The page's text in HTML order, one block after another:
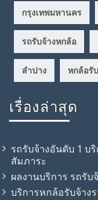
กรุงเทพมหานคร
รถรับจ้างหกล้อ
ลำปาง หกล้อรั
เรื่องล่าสุด
รถรับจ้างอันดับ 1 บ
สัมภาระ
ผลงานบริการ รถรับ
บริการหกล้อรับจ้าง